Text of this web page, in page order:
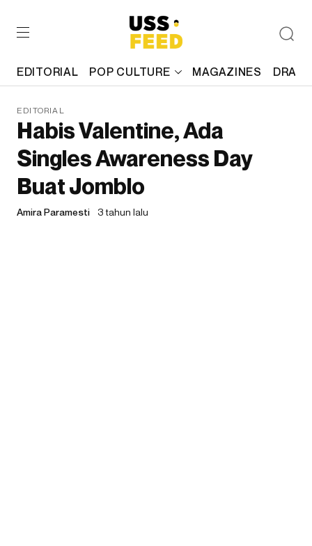
EDITORIAL POP CULTURE MAGAZINES
EDITORIAL
Habis Valentine, Ada
Singles Awareness Day
Buat Jomblo
Amira Paramesti 3 tahun lalu